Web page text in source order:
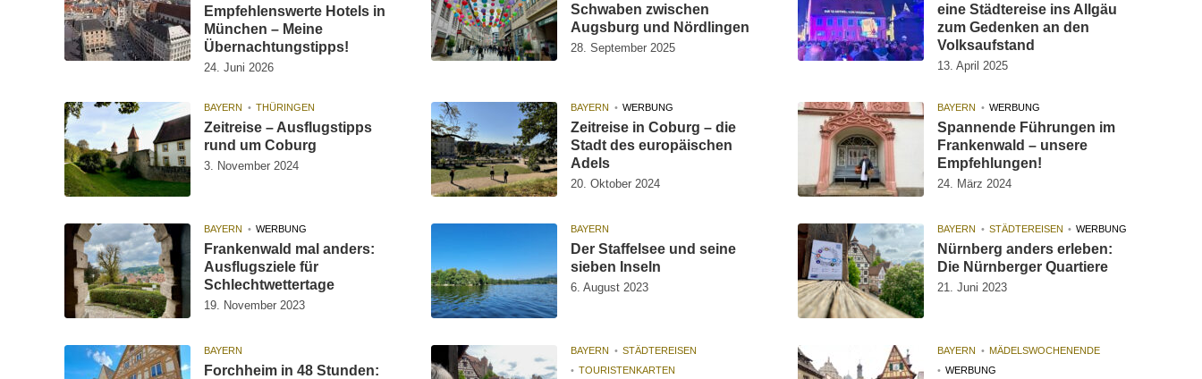
Empfehlenswerte Hotels in
München – Meine
Übernachtungstipps!
24. Juni 2026
Schwaben zwischen
Augsburg und Nördlingen
28. September 2025
eine Städtereise ins Allgäu
zum Gedenken an den
Volksaufstand
13. April 2025
BAYERN THÜRINGEN
Zeitreise – Ausflugstipps
rund um Coburg
3. November 2024
BAYERN WERBUNG
Zeitreise in Coburg – die
Stadt des europäischen
Adels
20. Oktober 2024
BAYERN WERBUNG
Spannende Führungen im
Frankenwald – unsere
Empfehlungen!
24. März 2024
BAYERN WERBUNG
Frankenwald mal anders:
Ausflugsziele für
Schlechtwettertage
19. November 2023
BAYERN
Der Staffelsee und seine
sieben Inseln
6. August 2023
BAYERN STÄDTEREISEN WERBUNG
Nürnberg anders erleben:
Die Nürnberger Quartiere
21. Juni 2023
BAYERN
Forchheim in 48 Stunden:
BAYERN
STÄDTEREISEN
TOURISTENKARTEN
BAYERN
MÄDELSWOCHENENDE
WERBUNG